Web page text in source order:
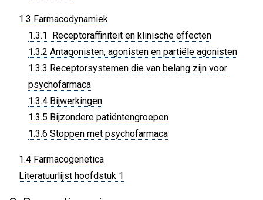
1.3 Farmacodynamiek
1.3.1 Receptoraffiniteit en klinische effecten
1.3.2 Antagonisten, agonisten en partiële agonisten
1.3.3 Receptorsystemen die van belang zijn voor
psychofarmaca
1.3.4 Bijwerkingen
1.3.5 Bijzondere patiëntengroepen
1.3.6 Stoppen met psychofarmaca
1.4 Farmacogenetica
Literatuurlijst hoofdstuk 1